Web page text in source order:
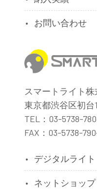
お問い合わせ
スマートライト株
東京都渋谷区初
TEL：03-5738-
FAX：03-5738-
デジタルライト
ネットショップ